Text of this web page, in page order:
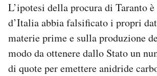
L’ipotesi della procura di Taranto
d’Italia abbia falsificato i propri
materie prime e sulla produzione
modo da ottenere dallo Stato un
di quote per emettere anidride